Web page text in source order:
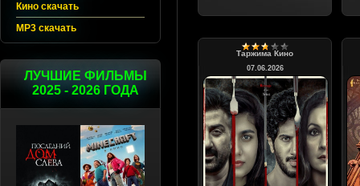
Кино скачать
MP3 скачать
ЛУЧШИЕ ФИЛЬМЫ
2025 - 2026 ГОДА
Таржима Кино
07.06.2026